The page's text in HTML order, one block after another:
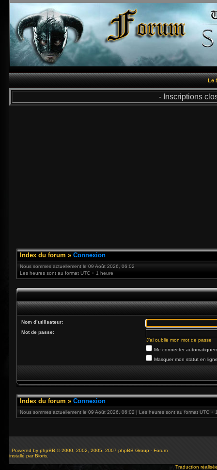
Le
- Inscriptions
Index du forum » Connexion
Nous sommes actuellement le 09 Août 2026, 06:02
Les heures sont au format UTC + 1 heure
Nom d’utilisateur:
Mot de passe:
J’ai oublié mon mot de passe
Me connecter
Masquer mon statut en
Index du forum » Connexion
Nous sommes actuellement le 09 Août 2026, 06:02 | Les heures sont au format UTC +
Powered by phpBB © 2000, 2002, 2005, 2007 phpBB Group - Forum
installé par Bioris.
Traduction